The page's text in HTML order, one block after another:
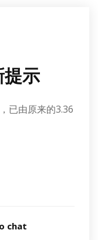
示
已由原来的3.36
chat